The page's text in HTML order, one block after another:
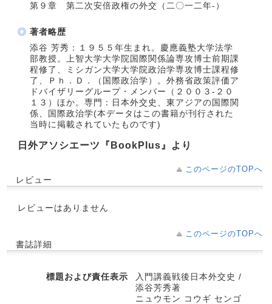
第９章 第二次安倍政権の外交（二〇一二年‐）
著者略歴
添谷 芳秀：１９５５年生まれ。慶應義塾大学法学
部教授。上智大学大学院国際関係論専攻博士前期課
程修了、ミシガン大学大学院政治学専攻博士課程修
了、Ｐｈ．Ｄ．（国際政治学）。外務省政策評価ア
ドバイザリーグループ・メンバー（２００３‐２０
１３）ほか。専門：日本外交史、東アジアの国際関
係、国際政治学(本データはこの書籍が刊行された
当時に掲載されていたものです)
日外アソシエーツ『BookPlus』より
このページのTOPへ
レビュー
レビューはありません
このページのTOPへ
書誌詳細
標題および責任表示
入門講義戦後日本外交史 /
添谷芳秀著
ニュウモン コウギ センゴ